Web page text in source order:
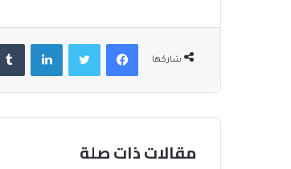
شاركها
فيسبوكتويتر لينكدإن
مقالات ذات صلة